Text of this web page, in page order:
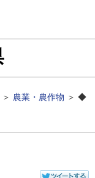
＞ 農業・農作物 ＞ ◆